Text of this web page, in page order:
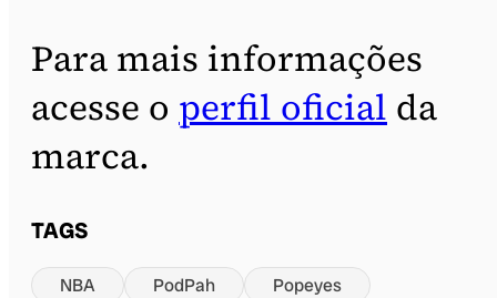
Para mais informações
acesse o perfil oficial da
marca.
TAGS
NBA PodPah Popeyes